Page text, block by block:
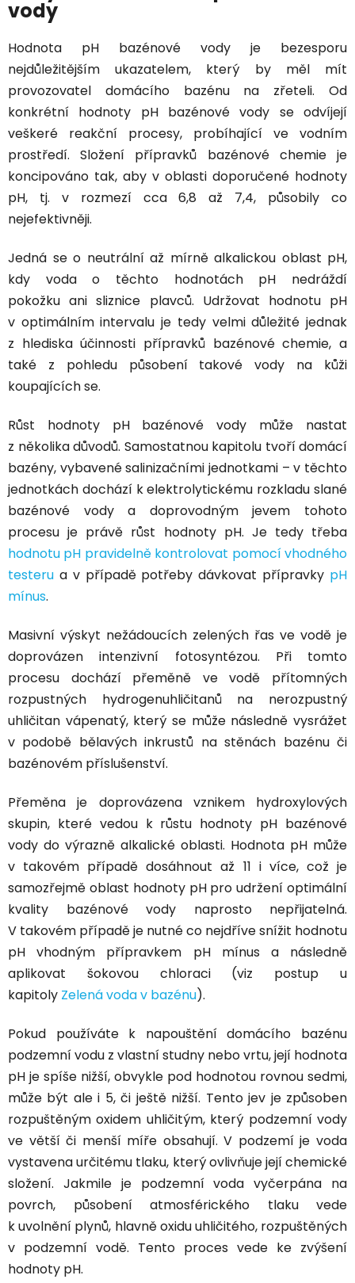
vody
Hodnota pH bazénové vody je bezesporu
nejdůležitějším ukazatelem, který by měl mít
provozovatel domácího bazénu na zřeteli. Od
konkrétní hodnoty pH bazénové vody se odvíjejí
veškeré reakční procesy, probíhající ve vodním
prostředí. Složení přípravků bazénové chemie je
koncipováno tak, aby v oblasti doporučené hodnoty
pH, tj. v rozmezí cca 6,8 až 7,4, působily co
nejefektivněji.
Jedná se o neutrální až mírně alkalickou oblast pH,
kdy voda o těchto hodnotách pH nedráždí
pokožku ani sliznice plavců. Udržovat hodnotu pH
v optimálním intervalu je tedy velmi důležité jednak
z hlediska účinnosti přípravků bazénové chemie, a
také z pohledu působení takové vody na kůži
koupajících se.
Růst hodnoty pH bazénové vody může nastat
z několika důvodů. Samostatnou kapitolu tvoří domácí
bazény, vybavené salinizačními jednotkami – v těchto
jednotkách dochází k elektrolytickému rozkladu slané
bazénové vody a doprovodným jevem tohoto
procesu je právě růst hodnoty pH. Je tedy třeba
hodnotu pH pravidelně kontrolovat pomocí vhodného
testeru a v případě potřeby dávkovat přípravky pH
mínus.
Masivní výskyt nežádoucích zelených řas ve vodě je
doprovázen intenzivní fotosyntézou. Při tomto
procesu dochází přeměně ve vodě přítomných
rozpustných hydrogenuhličitanů na nerozpustný
uhličitan vápenatý, který se může následně vysrážet
v podobě bělavých inkrustů na stěnách bazénuči
bazénovém příslušenství.
Přeměna je doprovázena vznikem hydroxylových
skupin, které vedou k růstu hodnoty pH bazénové
vody do výrazně alkalické oblasti. Hodnota pH může
v takovém případě dosáhnout až 11 i více, což je
samozřejmě oblast hodnoty pH pro udržení optimální
kvality bazénové vody naprosto nepřijatelná.
V takovém případě je nutné co nejdříve snížit hodnotu
pH vhodným přípravkem pH mínus a následně
aplikovat šokovou chloraci (viz postup u
kapitoly Zelená voda v bazénu).
Pokud používáte k napouštění domácího bazénu
podzemní vodu z vlastní studny nebo vrtu, její hodnota
pH je spíše nižší, obvykle pod hodnotou rovnou sedmi,
může být ale i 5, či ještě nižší. Tento jev je způsoben
rozpuštěným oxidem uhličitým, který podzemní vody
ve větší či menší míře obsahují. V podzemí je voda
vystavena určitému tlaku, který ovlivňuje její chemické
složení. Jakmile je podzemní voda vyčerpána na
povrch, působení atmosférického tlaku vede
k uvolnění plynů, hlavně oxidu uhličitého, rozpuštěných
v podzemní vodě. Tento proces vede ke zvýšení
hodnoty pH.